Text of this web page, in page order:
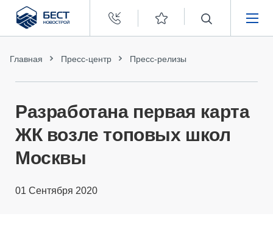
Бест
Новострой
ПОКУПАТЕЛЯМ
ЗАСТРОЙЩИКАМ
О КОМПАНИИ
Главная Пресс-центр Пресс-релизы
Разработана первая карта
ЖК возле топовых школ
Москвы
01 Сентября 2020